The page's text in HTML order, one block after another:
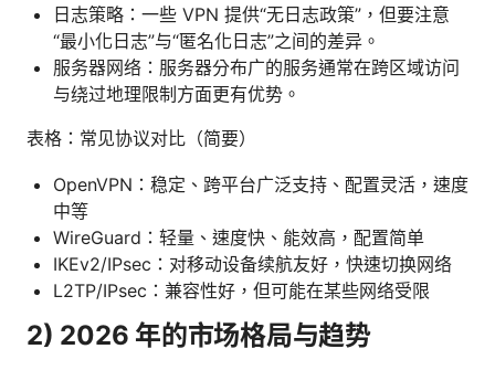
日志策略：一些 VPN 提供“无日志政策”，但要注意
“最小化日志”与“匿名化日志”之间的差异。
服务器网络：服务器分布广的服务通常在跨区域访问
与绕过地理限制方面更有优势。
表格：常见协议对比（简要）
OpenVPN：稳定、跨平台广泛支持、配置灵活，速度
中等
WireGuard：轻量、速度快、能效高，配置简单
IKEv2/IPsec：对移动设备续航友好，快速切换网络
L2TP/IPsec：兼容性好，但可能在某些网络受限
2) 2026 年的市场格局与趋势